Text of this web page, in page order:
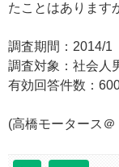
たことはあります
調査期間：2014/1
調査対象：社会人
有効回答件数：
(高橋モータース＠